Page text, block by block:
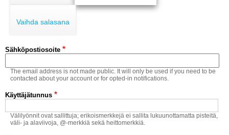
MOTOCROSS
MUUT LAJIT
YLEISTÄ ALALTA
LUE DIGILEHDET
ASIAKASPALVELU JA
Vaihda salasana
Sähköpostiosoite
The email address is not made public. It will only be used if you need to be
contacted about your account or for opted-in notifications.
Käyttäjätunnus
Välilyönnit ovat sallittuja; erikoismerkkejä ei sallita lukuunottamatta pisteitä,
väli- ja alaviivoja, @-merkkiä sekä heittomerkkiä.